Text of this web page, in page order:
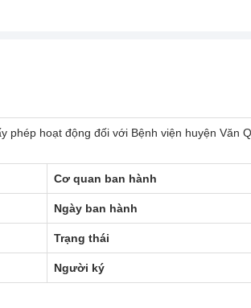
phép hoạt động đối với Bệnh viện huyện Văn
Cơ quan ban hành
Ngày ban hành
Trạng thái
Người ký